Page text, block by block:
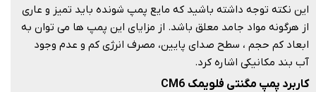
این نکته توجه داشته باشید که مایع پمپ شونده باید تمیز و عاری
از هرگونه مواد جامد معلق باشد. از مزایای این پمپ ها می توان به
ابعاد کم حجم ، سطح صدای پایین، مصرف انرژی کم و عدم وجود
آب بند مکانیکی اشاره کرد.​​​​​​​
کاربرد پمپ مگنتی فلویمک CM6